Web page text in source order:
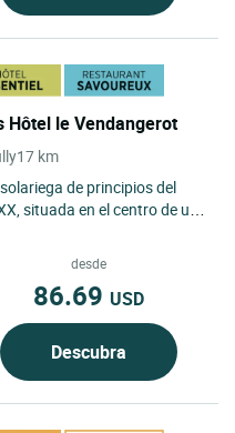
Hôtel le Vendangerot
17 km
de principios del
situada en el centro de un
desde
86.69 USD
Descubra